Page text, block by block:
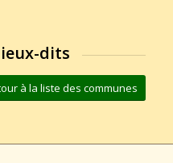
dits
à la liste des communes